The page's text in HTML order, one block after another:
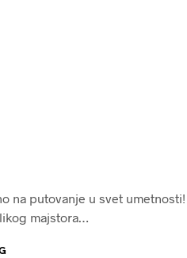
na putovanje u svet umetnosti!
majstora…